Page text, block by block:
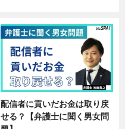
配信者に貢いだお金は取り戻
せる？【弁護士に聞く男女問